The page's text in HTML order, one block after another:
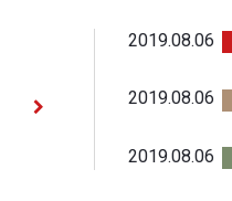
2019.08.06
2019.08.06
2019.08.06